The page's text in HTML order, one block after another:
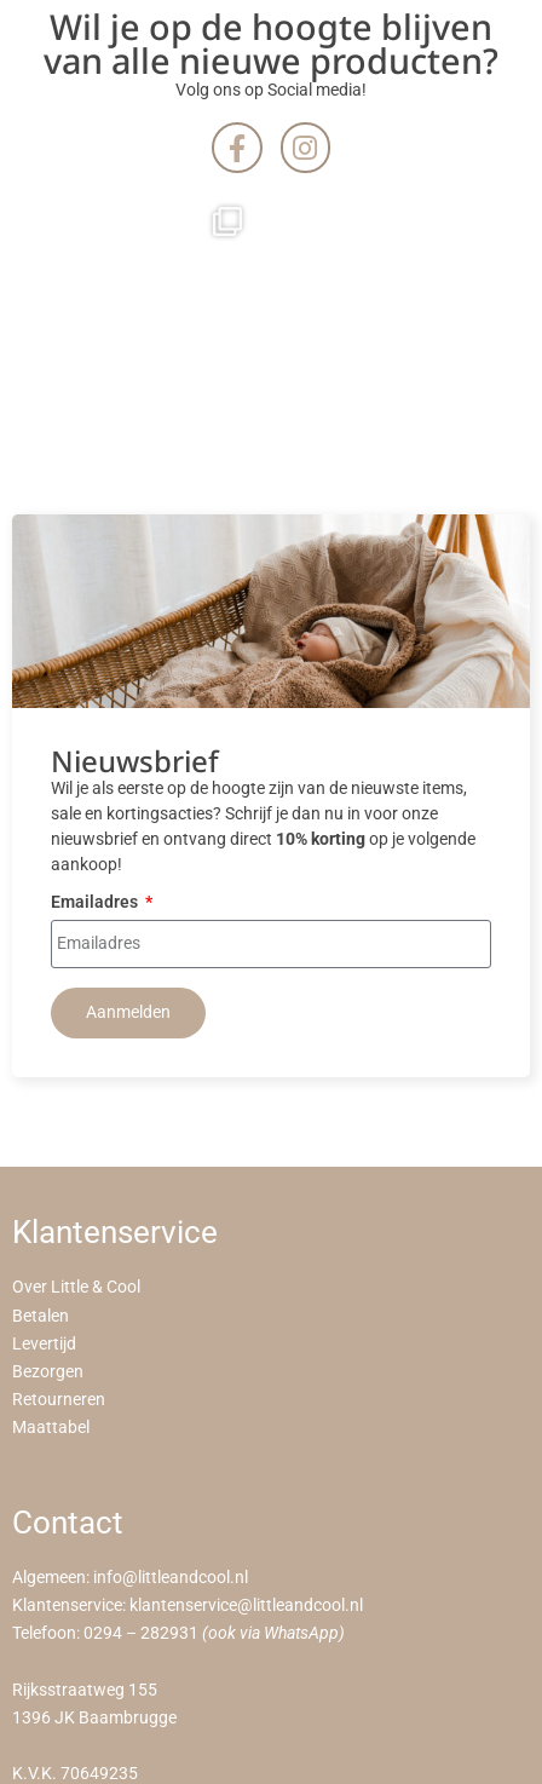
Wil je op de hoogte blijven
van alle nieuwe producten?
Volg ons op Social media!
Nieuwsbrief
Wil je als eerste op de hoogte zijn van de nieuwste items,
sale en kortingsacties? Schrijf je dan nu in voor onze
nieuwsbrief en ontvang direct 10% kortingop je volgende
aankoop!
Emailadres
Aanmelden
Klantenservice
Over Little & Cool
Betalen
Levertijd
Bezorgen
Retourneren
Maattabel
Contact
Algemeen: info@littleandcool.nl
Klantenservice: klantenservice@littleandcool.nl
Telefoon: 0294 – 282931 (ook via WhatsApp)
Rijksstraatweg 155
1396 JK Baambrugge
K.V.K. 70649235